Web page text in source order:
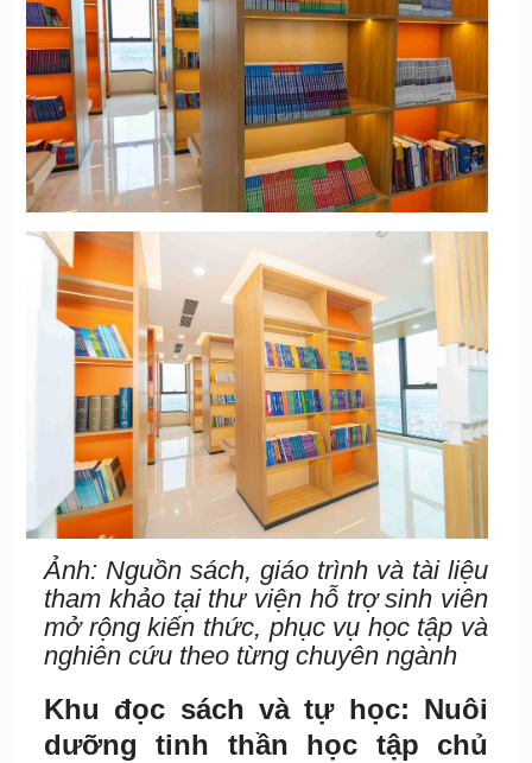
Ảnh: Nguồn sách, giáo trình và tài liệu
tham khảo tại thư viện hỗ trợ sinh viên
mở rộng kiến thức, phục vụ học tập và
nghiên cứu theo từng chuyên ngành
Khu đọc sách và tự học: Nuôi
dưỡng tinh thần học tập chủ